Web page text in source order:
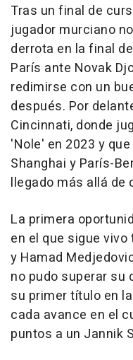
Tras un final de
jugador murciano
derrota en la final
París ante Novak
redimirse con un
después. Por
Cincinnati, donde
'Nole' en 2023 y
Shanghai y París-
llegado más allá de
La primera
en el que sigue
y Hamad
no pudo superar su
su primer título en
cada avance en el
puntos a un Jannik